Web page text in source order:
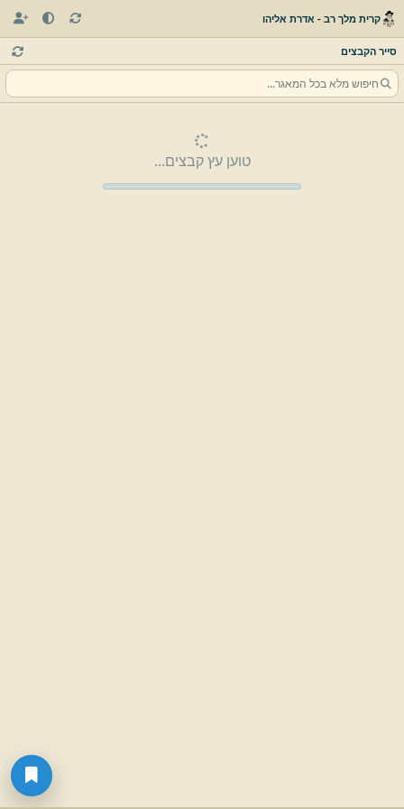
קרית מלך רב - אדרת אליהו
סייר הקבצים
טוען עץ קבצים...